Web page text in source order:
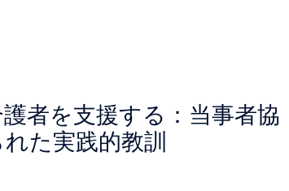
者を支援する：当事者協
た実践的教訓